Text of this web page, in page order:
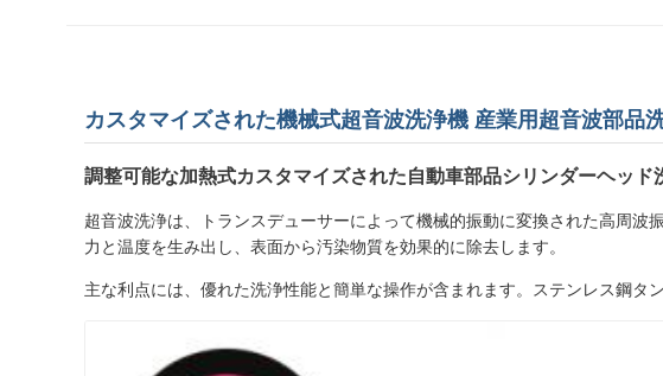
カスタマイズされた機械式超音波洗浄機 産業用超音波部品
調整可能な加熱式カスタマイズされた自動車部品シリンダーヘッド
超音波洗浄は、トランスデューサーによって機械的振動に変換された高周
力と温度を生み出し、表面から汚染物質を効果的に除去します。
主な利点には、優れた洗浄性能と簡単な操作が含まれます。ステンレス鋼タ